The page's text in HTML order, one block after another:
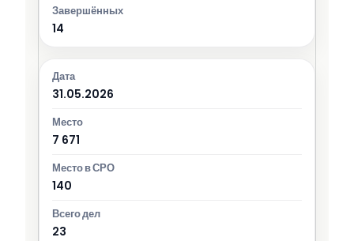
14
31.05.2026
7 671
140
23